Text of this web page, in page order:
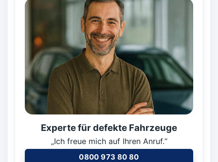
Experte für defekte Fahrzeuge
„Ich freue mich auf Ihren Anruf.“
0800 973 80 80